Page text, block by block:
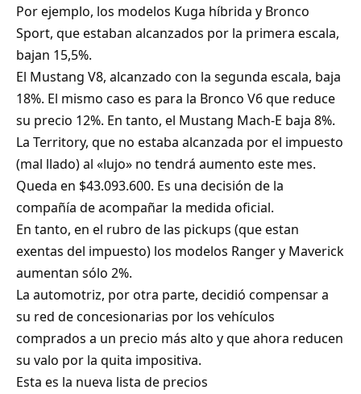
Por ejemplo, los modelos Kuga híbrida y Bronco
Sport, que estaban alcanzados por la primera escala,
bajan 15,5%.
El Mustang V8, alcanzado con la segunda escala, baja
18%. El mismo caso es para la Bronco V6 que reduce
su precio 12%. En tanto, el Mustang Mach-E baja 8%.
La Territory, que no estaba alcanzada por el impuesto
(mal llado) al «lujo» no tendrá aumento este mes.
Queda en $43.093.600. Es una decisión de la
compañía de acompañar la medida oficial.
En tanto, en el rubro de las pickups (que estan
exentas del impuesto) los modelos Ranger y Maverick
aumentan sólo 2%.
La automotriz, por otra parte, decidió compensar a
su red de concesionarias por los vehículos
comprados a un precio más alto y que ahora reducen
su valo por la quita impositiva.
Esta es la nueva lista de precios